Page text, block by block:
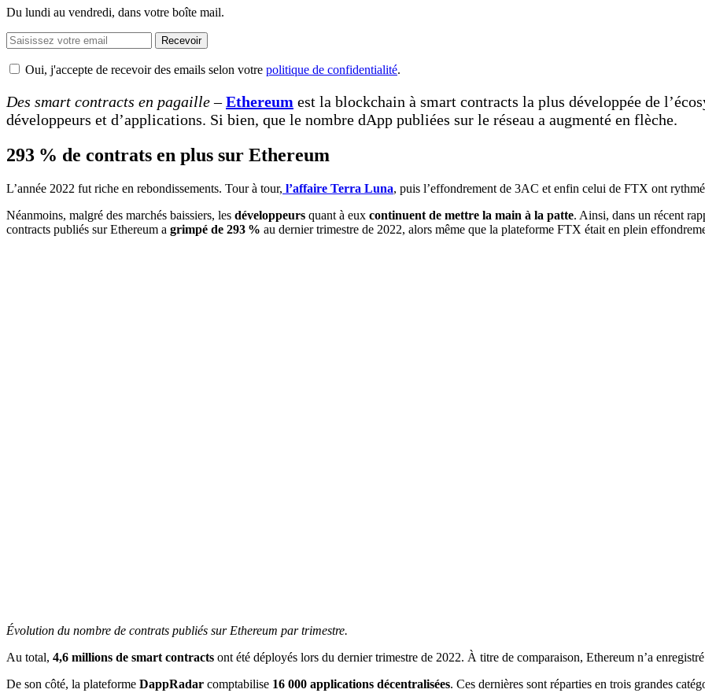
Du lundi au vendredi, dans votre boîte mail.
Recevoir
Oui, j'accepte de recevoir des emails selon votre politique de confidentialité.
Des smart contracts en pagaille –Ethereum est la blockchain à smart contracts la plus développée de
développeurs et d’applications. Si bien, que le nombre dApp publiées sur le réseau a augmenté en flèche.
293 % de contrats en plus sur Ethereum
L’année 2022 fut riche en rebondissements. Tour à tour, l’affaire Terra Luna, puis l’effondrement de 3AC et enfin celui de FTX ont
Néanmoins, malgré des marchés baissiers, les développeurs quant à eux continuent de mettre la main à la patte. Ainsi, dans un récent
contracts publiés sur Ethereum a grimpé de 293 % au dernier trimestre de 2022, alors même que la plateforme FTX était en plein
Évolution du nombre de contrats publiés sur Ethereum par trimestre.
Au total, 4,6 millions de smart contracts ont été déployés lors du dernier trimestre de 2022. À titre de comparaison, Ethereum n’a
De son côté, la plateforme DappRadar comptabilise 16 000 applications décentralisées. Ces dernières sont réparties en trois grandes